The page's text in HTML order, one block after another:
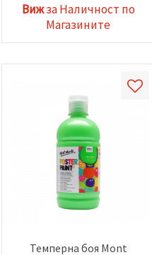
Вижза Наличност по
Магазините
Темперна боя Mont